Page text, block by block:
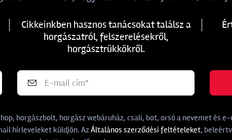
Cikkeinkben hasznos tanácsokat találsz a
horgászatról, felszerelésekről,
horgásztrükkökről.
horgászbolt, horgász webáruház, csali, bot, orsó a nevemet és
hírleveleket küldjön. AzÁltalános szerződési feltételeket,